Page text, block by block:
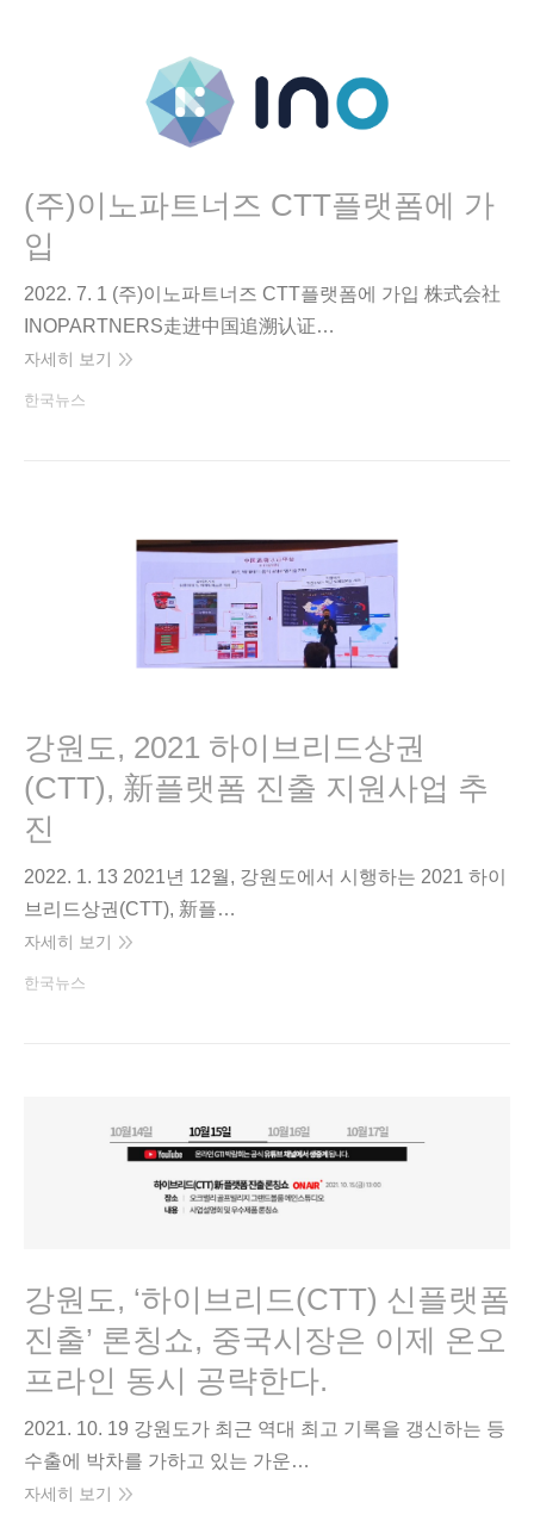
(주)이노파트너즈 CTT플랫폼에 가
입
2022. 7. 1 (주)이노파트너즈 CTT플랫폼에 가입 株式会社
INOPARTNERS走进中国追溯认证…
자세히 보기
한국뉴스
강원도, 2021 하이브리드상권
(CTT), 新플랫폼 진출 지원사업 추
진
2022. 1. 13 2021년 12월, 강원도에서 시행하는 2021 하이
브리드상권(CTT), 新플…
자세히 보기
한국뉴스
강원도, ‘하이브리드(CTT) 신플랫폼
진출’ 론칭쇼, 중국시장은 이제 온오
프라인 동시 공략한다.
2021. 10. 19 강원도가 최근 역대 최고 기록을 갱신하는 등
수출에 박차를 가하고 있는 가운…
자세히 보기